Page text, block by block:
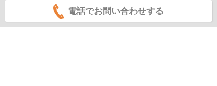
電話でお問い合わせする